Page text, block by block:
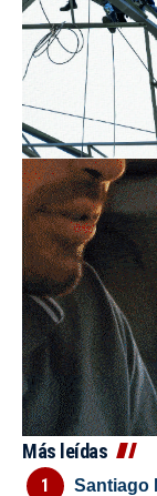
Más leídas
Santiago